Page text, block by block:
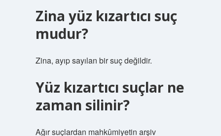
Zina yüz kızartıcı suç
mudur?
Zina, ayıp sayılan bir suç değildir.
Yüz kızartıcı suçlar ne
zaman silinir?
Ağır suçlardan mahkûmiyetin arşiv